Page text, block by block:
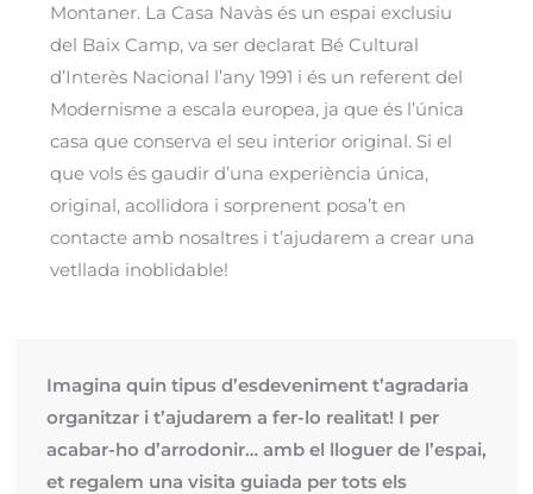
Montaner. La Casa Navàs és un espai exclusiu
del Baix Camp, va ser declarat Bé Cultural
d’Interès Nacional l’any 1991 i és un referent del
Modernisme a escala europea, ja que és l’única
casa que conserva el seu interior original. Si el
que vols és gaudir d’una experiència única,
original, acollidora i sorprenent posa’t en
contacte amb nosaltres i t’ajudarem a crear una
vetllada inoblidable!
Imagina quin tipus d’esdeveniment t’agradaria
organitzar i t’ajudarem a fer-lo realitat! I per
acabar-ho d’arrodonir… amb el lloguer de l’espai,
et regalem una visita guiada per tots els